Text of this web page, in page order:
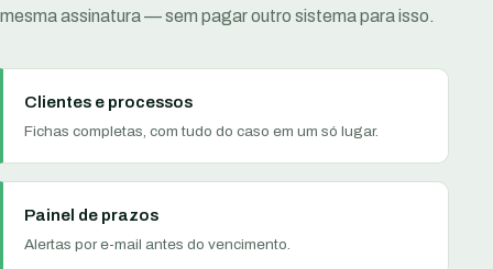
mesma assinatura — sem pagar outro sistema para isso.
Clientes e processos
Fichas completas, com tudo do caso em um só lugar.
Painel de prazos
Alertas por e-mail antes do vencimento.